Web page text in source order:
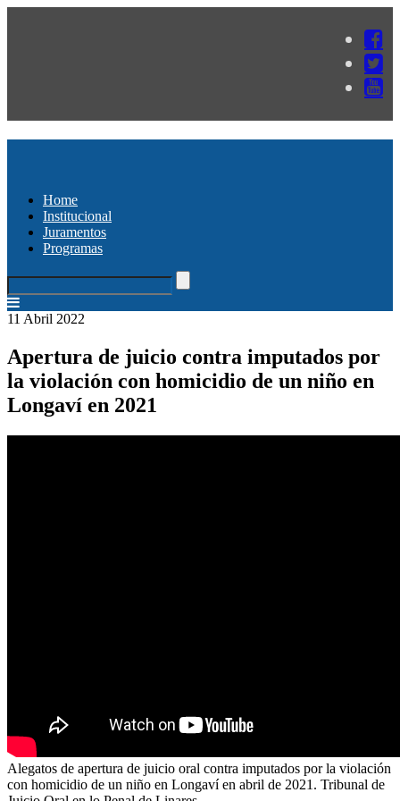
Home
Institucional
Juramentos
Programas
11 Abril 2022
Apertura de juicio contra imputados por
la violación con homicidio de un niño en
Longaví en 2021
Alegatos de apertura de juicio oral contra imputados por la violación
con homicidio de un niño en Longaví en abril de 2021. Tribunal de